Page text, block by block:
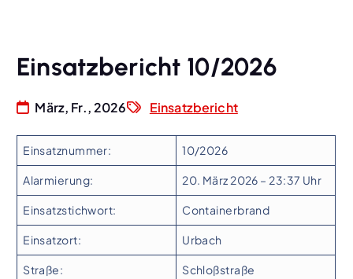
Einsatzbericht 10/2026
März, Fr., 2026 Einsatzbericht
Einsatznummer: 10/2026
Alarmierung: 20. März 2026 – 23:37 Uhr
Einsatzstichwort: Containerbrand
Einsatzort: Urbach
Straße: Schloßstraße